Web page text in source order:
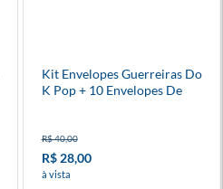
Kit Envelopes Guerreiras Do
K Pop + 10 Envelopes De
R$ 40,00
R$ 28,00
à vista